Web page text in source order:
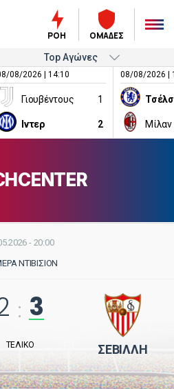
ΡΟΗ ΟΜΑΔΕΣ
08/2026 | 14:10
Γιουβέντους 1
Ιντερ 2
08/08/2026 |
Μίλαν
- 20:00
ΝΤΙΒΙΣΙΌΝ
: 3
ΤΕΛΙΚΌ ΣΕΒΊΛΛΗ